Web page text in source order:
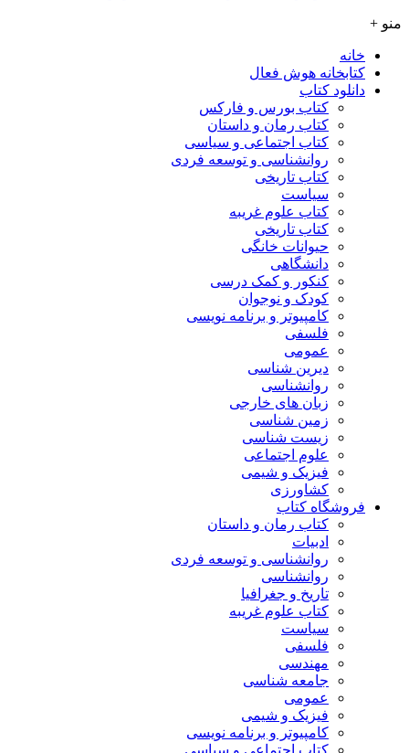
منو +
خانه
کتابخانه هوش فعال
دانلود کتاب
کتاب بورس و فارکس
کتاب رمان و داستان
کتاب اجتماعی و سیاسی
روانشناسی و توسعه فردی
کتاب تاریخی
سیاست
کتاب علوم غریبه
کتاب تاریخی
حیوانات خانگی
دانشگاهی
کنکور و کمک‌ درسی
کودک و نوجوان
کامپیوتر و برنامه نویسی
فلسفی
عمومی
دیرین شناسی
روانشناسی
زبان های خارجی
زمین شناسی
زیست شناسی
علوم اجتماعی
فیزیک و شیمی
کشاورزی
فروشگاه کتاب
کتاب رمان و داستان
ادبیات
روانشناسی و توسعه فردی
روانشناسی
تاریخ و جغرافیا
کتاب علوم غریبه
سیاست
فلسفی
مهندسی
جامعه شناسی
عمومی
فیزیک و شیمی
کامپیوتر و برنامه نویسی
کتاب اجتماعی و سیاسی